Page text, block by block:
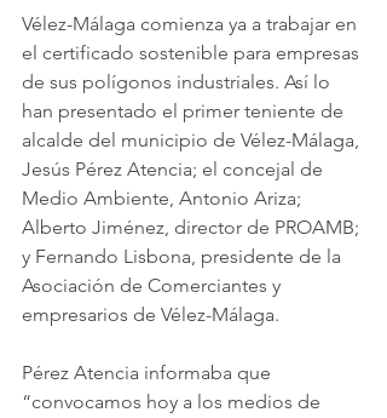
Vélez-Málaga comienza ya a trabajar en
el certificado sostenible para empresas
de sus polígonos industriales. Así lo
han presentado el primer teniente de
alcalde del municipio de Vélez-Málaga,
Jesús Pérez Atencia; el concejal de
Medio Ambiente, Antonio Ariza;
Alberto Jiménez, director de PROAMB;
y Fernando Lisbona, presidente de la
Asociación de Comerciantes y
empresarios de Vélez-Málaga.
Pérez Atencia informaba que
“convocamos hoy a los medios de